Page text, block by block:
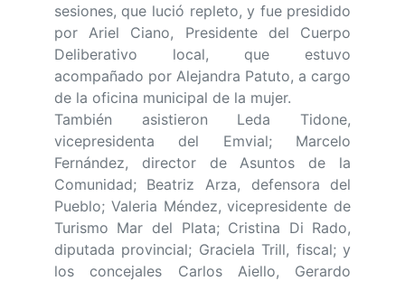
sesiones, que lució repleto, y fue presidido
por Ariel Ciano, Presidente del Cuerpo
Deliberativo local, que estuvo
acompañado por Alejandra Patuto, a cargo
de la oficina municipal de la mujer.
También asistieron Leda Tidone,
vicepresidenta del Emvial; Marcelo
Fernández, director de Asuntos de la
Comunidad; Beatriz Arza, defensora del
Pueblo; Valeria Méndez, vicepresidente de
Turismo Mar del Plata; Cristina Di Rado,
diputada provincial; Graciela Trill, fiscal; y
los concejales Carlos Aiello, Gerardo